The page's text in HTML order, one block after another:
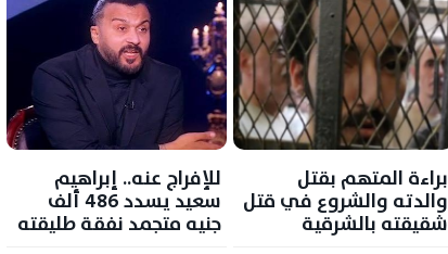
براءة المتهم بقتل
والدته والشروع في قتل
شقيقته بالشرقية
للإفراج عنه.. إبراهيم
سعيد يسدد 486 ألف
جنيه متجمد نفقة طليقته